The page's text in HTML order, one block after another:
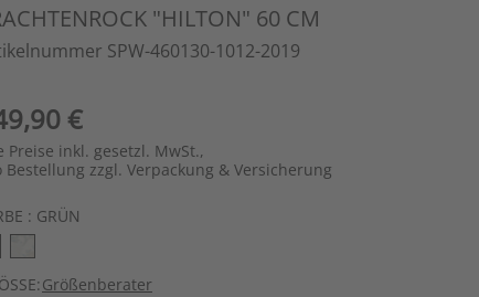
"HILTON" 60 CM
SPW-460130-1012-2019
€
Preise inkl. gesetzl. MwSt.,
Bestellung zzgl. Verpackung & Versicherung
: GRÜN
Größenberater